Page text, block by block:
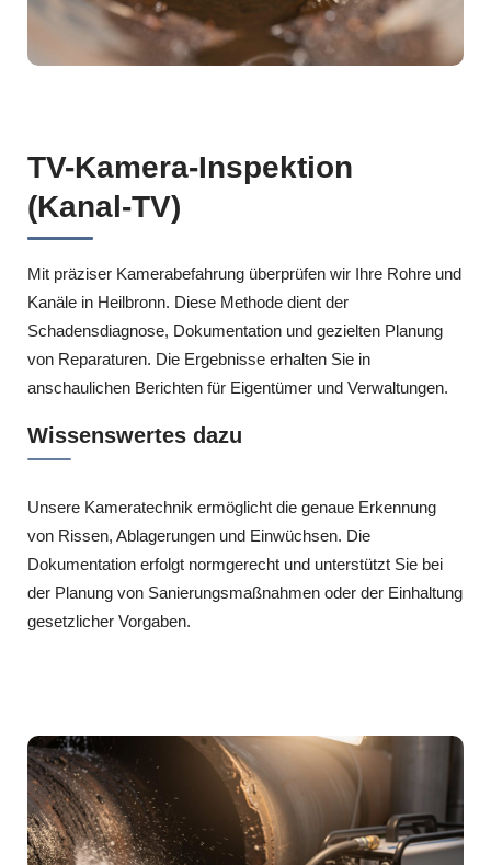
TV-Kamera-Inspektion
(Kanal-TV)
Mit präziser Kamerabefahrung überprüfen wir Ihre Rohre und
Kanäle in Heilbronn. Diese Methode dient der
Schadensdiagnose, Dokumentation und gezielten Planung
von Reparaturen. Die Ergebnisse erhalten Sie in
anschaulichen Berichten für Eigentümer und Verwaltungen.
Wissenswertes dazu
Unsere Kameratechnik ermöglicht die genaue Erkennung
von Rissen, Ablagerungen und Einwüchsen. Die
Dokumentation erfolgt normgerecht und unterstützt Sie bei
der Planung von Sanierungsmaßnahmen oder der Einhaltung
gesetzlicher Vorgaben.